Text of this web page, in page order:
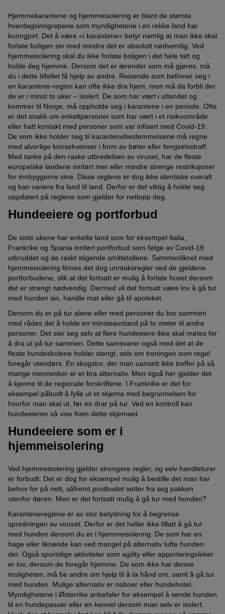
Hjemmekarantene og hjemmeisolering er blant de største
hverdagsinngrepene som myndighetene i en rekke land har
kunngjort. Det å være «i karantene» betyr nemlig at man ikke skal
forlate boligen sin med mindre det er absolutt nødvendig. Ved
hjemmeisolering skal du ikke forlate boligen i det hele tatt og
holde deg hjemme. Dersom det er ærender som må gjøres, må
du i dette tilfellet få hjelp av andre. Reisende som befinner seg i
en karantene-region kan ofte ikke dra hjem, men må da forbli der
de er i minst to uker – isolert. De som har vært i utlandet og
kommer til Norge, må oppholde seg i karantene i en periode. Ofte
er det snakk om enkeltpersoner som har vært i et risikoområde
eller hatt kontakt med personer som var infisert med Covid-19.
De som ikke holder seg til karantenebestemmelsene må regne
med alvorlige konsekvenser i form av bøter eller fengselsstraff.
Med tanke på den raske utbredelsen av viruset, har de fleste
europeiske landene innført mer eller mindre strenge restriksjoner
for innbyggerne sine. Disse reglene er dog ikke identiske overalt
og kan variere fra land til land. Derfor er det viktig å holde seg
oppdatert på reglene som gjelder for nettopp deg.
Hundeeiere og portforbud
De siste ukene har enkelte land som for eksempel Italia,
Frankrike og Spania innført portforbud som følge av Covid-19
utbruddet og de raskt stigende smittetallene. Sammenliknet med
hjemmeisolering finnes det dog unntaksregler ved de gjeldene
portforbudene, slik at det fortsatt er mulig å forlate huset dersom
det er strengt nødvendig. Dermed vil det fortsatt være lov å gå tur
med hunden sin, handle mat eller gå til apoteket.
Dersom du er på tur alene eller med personer du bor sammen
med rådes det å holde en minsteavstand på to meter til andre
personer. Det sier seg selv at flere hundeeiere ikke skal møtes for
å dra ut på tur sammen. Dette samsvarer også med det at de
fleste hundeskolene holder stengt, selv om treningen som regel
foregår utendørs. En skogstur, der man uansett ikke treffer på så
mange mennesker er et bra alternativ. Men også her gjelder det
å kjenne til de regionale forskriftene. I Frankrike er det for
eksempel påbudt å fylle ut et skjema med begrunnelsen for
hvorfor man skal ut, før en drar på tur. Ved en kontroll kan
hundeeieren så vise fram dette skjemaet.
Hundeeiere som er i
hjemmeisolering
Ved hjemmeisolering gjelder strengere regler, og selv handleturer
er forbudt. Det er dog for eksempel mulig å bestille det man har
behov for på nett, såfremt postbudet setter fra seg pakken
utenfor døren. Men er det fortsatt mulig å gå tur med hunden?
Karantenereglene er av stor betydning for å begrense
spredningen av viruset. Derfor er det heller ikke tillatt å gå tur
med hunden dersom du er i hjemmeisolering. De som har en
hage eller liknende kan ved mangel på alternativ lufte hunden
der. Også sportslige aktiviteter som agility eller apporteringsleker
er lov, dersom de foregår hjemme. De som ikke har denne
muligheten, må be andre om hjelp til å ta hånd om, samt å gå tur
med hunden. Mulige alternativ er naboer eller hundehotel.
Myndighetene i Østerrike anbefaler for eksempel å sende hunden
til en hundepasser eller en kennel dersom man selv er isolert.